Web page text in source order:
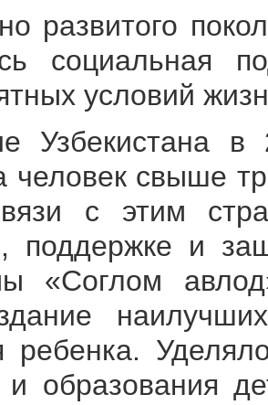
развитого
социальная
условий
Узбекистана
человек свыше
с этим
поддержке и
«Соглом
ребенка.
и образования